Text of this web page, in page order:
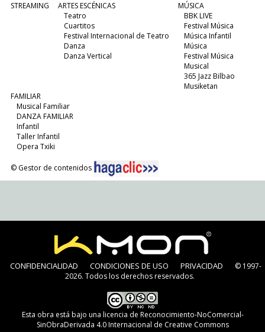
STREAMING
ARTES ESCÉNICAS
Teatro
Cuartitos
Festival Internacional de Teatro
Danza
Danza Vertical
MÚSICA
BBK LIVE
Festival Música
Música Infantil
Música
Festival Música
Musical
365 Jazz Bilbao
Musiketan
FAMILIAR
Musical Familiar
DANZA FAMILIAR
Infantil
Taller Infantil
Opera Txiki
© Gestor de contenidos
CONFIDENCIALIDAD CONDICIONES DE USO PRIVACIDAD
© 1997-
2026. Todos los derechos reservados.
Esta obra está bajo una licencia de Reconocimiento-NoComercial-
SinObraDerivada 4.0 Internacional de Creative Commons